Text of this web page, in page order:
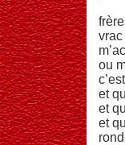
vrac
ou
et
et
et